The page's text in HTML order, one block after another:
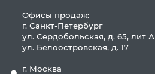
Офисы продаж:
г. Санкт-Петербург
ул. Сердобольская, д. 65, лит А
ул. Белоостровская, д. 17
г. Москва